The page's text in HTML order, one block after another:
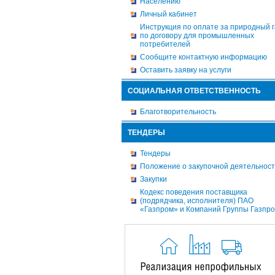
Личный кабинет
Инструкция по оплате за природный
по договору для промышленных
потребителей
Сообщите контактную информацию
Оставить заявку на услуги
СОЦИАЛЬНАЯ ОТВЕТСТВЕННОСТЬ
Благотворительность
ТЕНДЕРЫ
Тендеры
Положение о закупочной
Закупки
Кодекс поведения поставщика
(подрядчика, исполнителя) ПАО
«Газпром» и Компаний Группы